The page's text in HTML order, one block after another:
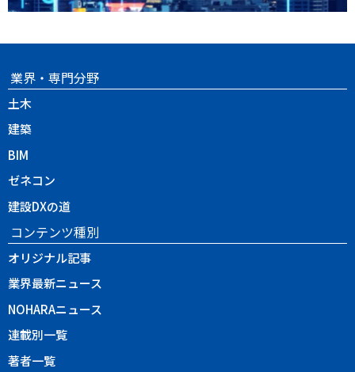
業界・専門分野
土木
建築
BIM
ゼネコン
建設DXの道
コンテンツ種別
オリジナル記事
業界最新ニュース
NOHARAニュース
連載別一覧
著者一覧